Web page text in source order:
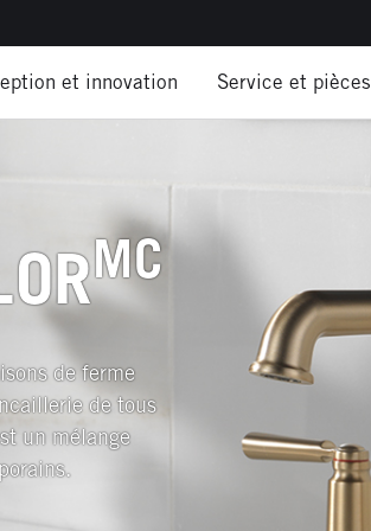
et innovation Service et pièces
MC
de ferme
de tous
un mélange